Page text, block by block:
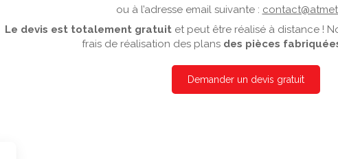
ou à l’adresse email suivante :
Le devis est totalement gratuit et peut être réalisé à distance !
frais de réalisation des plans des pièces
Demander un devis gratuit